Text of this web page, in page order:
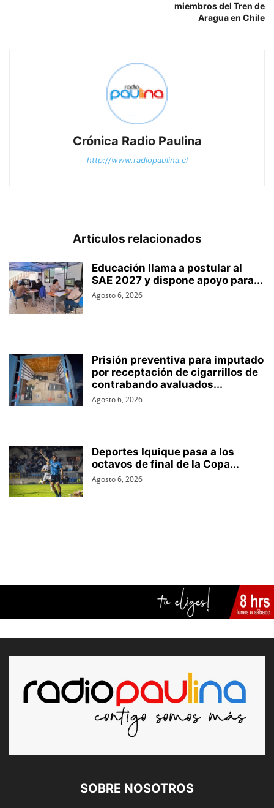
miembros del Tren de
Aragua en Chile
Crónica Radio Paulina
http://www.radiopaulina.cl
Artículos relacionados
Educación llama a postular al
SAE 2027 y dispone apoyo para...
Agosto 6, 2026
Prisión preventiva para imputado
por receptación de cigarrillos de
contrabando avaluados...
Agosto 6, 2026
Deportes Iquique pasa a los
octavos de final de la Copa...
Agosto 6, 2026
SOBRE NOSOTROS